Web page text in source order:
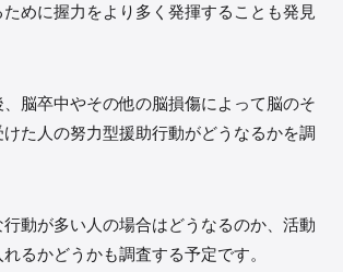
ために握力をより多く発揮することも発見
脳卒中やその他の脳損傷によって脳のそ
た人の努力型援助行動がどうなるかを調
行動が多い人の場合はどうなるのか、活動
るかどうかも調査する予定です。